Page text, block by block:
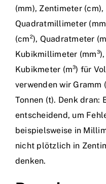
(mm), Zentimeter
Quadratmillimeter
(cm²), Quadratmeter
Kubikmillimeter
Kubikmeter (m³) für
verwenden wir Gramm
Tonnen (t). Denk dran:
entscheidend, um
beispielsweise in
nicht plötzlich in
denken.